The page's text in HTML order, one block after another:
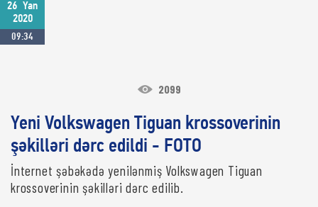
26 Yan
2020
09:34
2099
Yeni Volkswagen Tiguan krossoverinin
şəkilləri dərc edildi - FOTO
İnternet şəbəkədə yenilənmiş Volkswagen Tiguan
krossoverinin şəkilləri dərc edilib.